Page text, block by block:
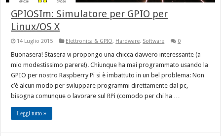
GPIOSIm: Simulatore per GPIO per
Linux/OS X
14 Luglio 2015 Elettronica & GPIO, Hardware, Software 0
Buonasera! Stasera vi propongo una chicca davvero interessante (a
mio modestissimo parere!). Chiunque ha mai programmato usando la
GPIO per nostro Raspberry Pi si è imbattuto in un bel problema: Non
c’è alcun modo per sviluppare programmi direttamente dal pc,
bisogna comunque o lavorare sul RPi (comodo per chi ha …
Leggi tutto »